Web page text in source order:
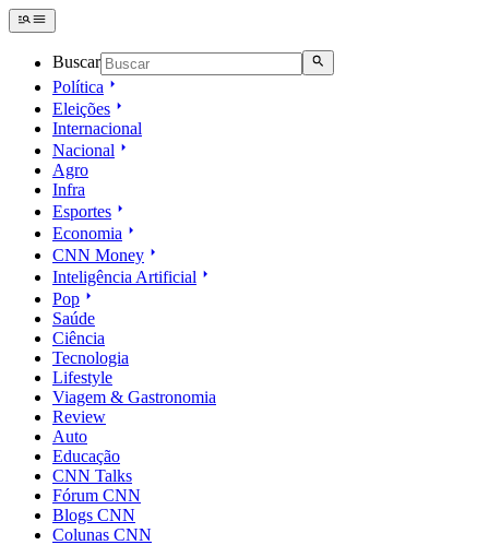
Buscar
Política
Eleições
Internacional
Nacional
Agro
Infra
Esportes
Economia
CNN Money
Inteligência Artificial
Pop
Saúde
Ciência
Tecnologia
Lifestyle
Viagem & Gastronomia
Review
Auto
Educação
CNN Talks
Fórum CNN
Blogs CNN
Colunas CNN